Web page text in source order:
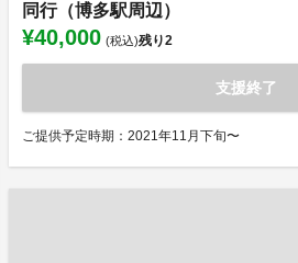
同行（博多駅周辺）
¥40,000 (税込)残り2
支援終了
ご提供予定時期：2021年11月下旬〜